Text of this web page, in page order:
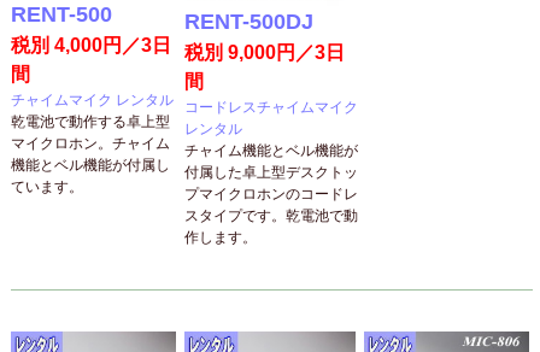
RENT-500
税別 4,000円／3日
間
チャイムマイク レンタル
乾電池で動作する卓上型
マイクロホン。チャイム
機能とベル機能が付属し
ています。
RENT-500DJ
税別 9,000円／3日
間
コードレスチャイムマイク
レンタル
チャイム機能とベル機能が
付属した卓上型デスクトッ
プマイクロホンのコードレ
スタイプです。乾電池で動
作します。